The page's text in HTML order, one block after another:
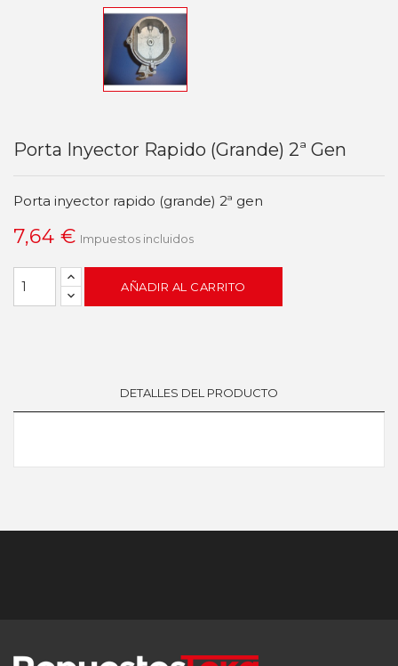
Porta Inyector Rapido (grande) 2ª Gen
Porta inyector rapido (grande) 2ª gen
7,64 € Impuestos incluidos
AÑADIR AL CARRITO
DETALLES DEL PRODUCTO